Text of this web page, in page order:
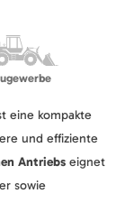
eine kompakte
und effiziente
Antriebs eignet
sowie